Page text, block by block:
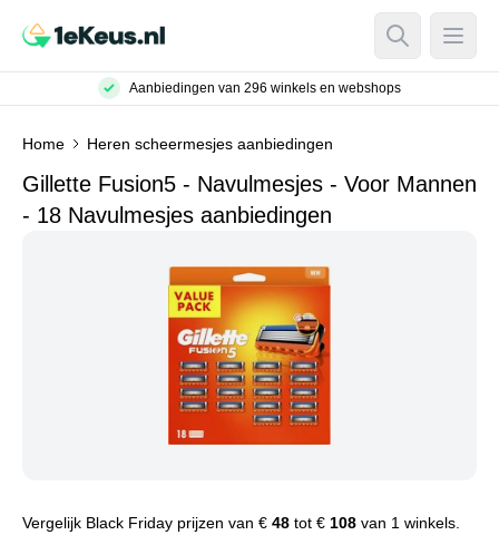
Open Open
Aanbiedingen van 296 winkels en webshops
Home Heren scheermesjes aanbiedingen
Gillette Fusion5 - Navulmesjes - Voor Mannen
- 18 Navulmesjes aanbiedingen
Vergelijk Black Friday prijzen van € 48 tot € 108 van 1 winkels.